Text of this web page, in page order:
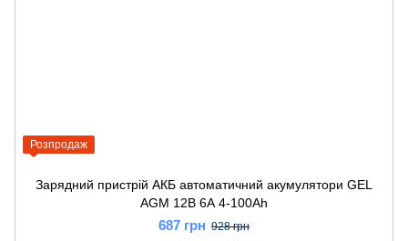
Розпродаж
Зарядний пристрій АКБ автоматичний акумулятори GEL
AGM 12В 6А 4-100Ah
687 грн 928 грн